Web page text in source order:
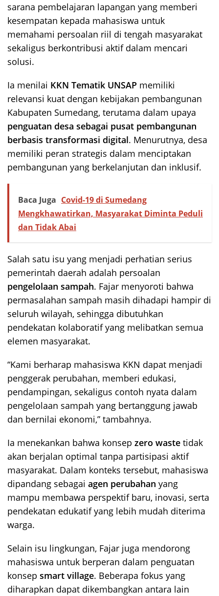
sarana pembelajaran lapangan yang memberi
kesempatan kepada mahasiswa untuk
memahami persoalan riil di tengah masyarakat
sekaligus berkontribusi aktif dalam mencari
solusi.
Ia menilai KKN Tematik UNSAP memiliki
relevansi kuat dengan kebijakan pembangunan
Kabupaten Sumedang, terutama dalam upaya
penguatan desa sebagai pusat pembangunan
berbasis transformasi digital. Menurutnya, desa
memiliki peran strategis dalam menciptakan
pembangunan yang berkelanjutan dan inklusif.
Baca Juga Covid-19 di Sumedang
Mengkhawatirkan, Masyarakat Diminta Peduli
dan Tidak Abai
Salah satu isu yang menjadi perhatian serius
pemerintah daerah adalah persoalan
pengelolaan sampah. Fajar menyoroti bahwa
permasalahan sampah masih dihadapi hampir di
seluruh wilayah, sehingga dibutuhkan
pendekatan kolaboratif yang melibatkan semua
elemen masyarakat.
“Kami berharap mahasiswa KKN dapat menjadi
penggerak perubahan, memberi edukasi,
pendampingan, sekaligus contoh nyata dalam
pengelolaan sampah yang bertanggung jawab
dan bernilai ekonomi,” tambahnya.
Ia menekankan bahwa konsep zero waste tidak
akan berjalan optimal tanpa partisipasi aktif
masyarakat. Dalam konteks tersebut, mahasiswa
dipandang sebagai agen perubahan yang
mampu membawa perspektif baru, inovasi, serta
pendekatan edukatif yang lebih mudah diterima
warga.
Selain isu lingkungan, Fajar juga mendorong
mahasiswa untuk berperan dalam penguatan
konsep smart village. Beberapa fokus yang
diharapkan dapat dikembangkan antara lain